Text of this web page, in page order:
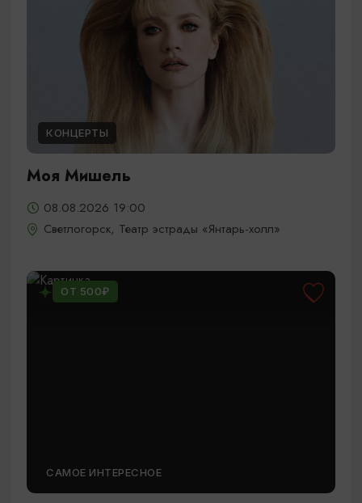
КОНЦЕРТЫ
Моя Мишель
08.08.2026 19:00
Светлогорск, Театр эстрады «Янтарь-холл»
ОТ 500₽
САМОЕ ИНТЕРЕСНОЕ